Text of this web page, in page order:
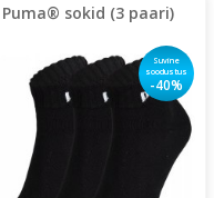
Puma® sokid (3 paari)
Suvine
soodustus
-40%